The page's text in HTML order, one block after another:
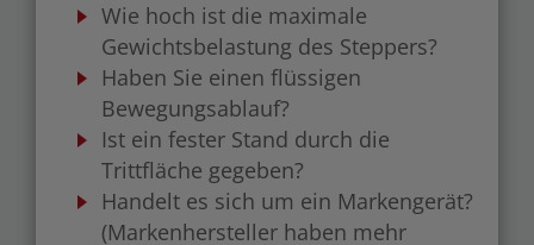
Wie hoch ist die maximale
Gewichtsbelastung des Steppers?
Haben Sie einen flüssigen
Bewegungsablauf?
Ist ein fester Stand durch die
Trittfläche gegeben?
Handelt es sich um ein Markengerät?
(Markenhersteller haben mehr